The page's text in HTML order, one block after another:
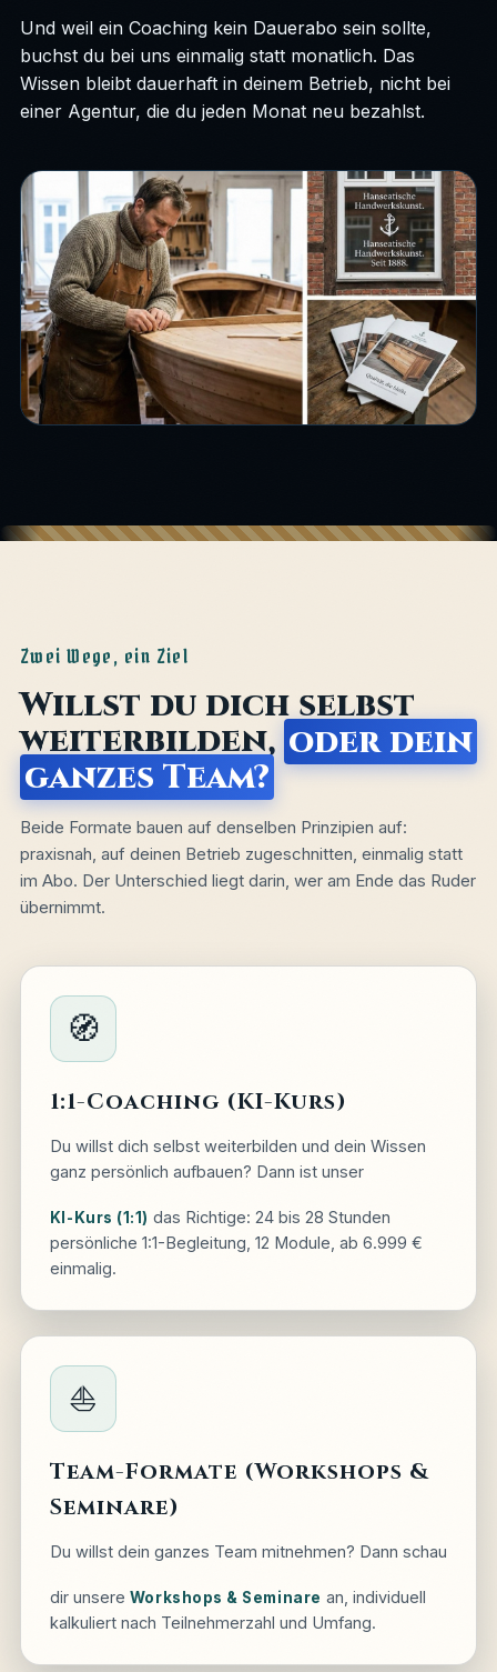
Und weil ein Coaching kein Dauerabo sein sollte,
buchst du bei uns einmalig statt monatlich. Das
Wissen bleibt dauerhaft in deinem Betrieb, nicht bei
einer Agentur, die du jeden Monat neu bezahlst.
Zwei Wege, ein Ziel
Willst du dich selbst
weiterbilden, oder dein
ganzes Team?
Beide Formate bauen auf denselben Prinzipien auf:
praxisnah, auf deinen Betrieb zugeschnitten, einmalig statt
im Abo. Der Unterschied liegt darin, wer am Ende das Ruder
übernimmt.
🧭
1:1-Coaching (KI-Kurs)
Du willst dich selbst weiterbilden und dein Wissen
ganz persönlich aufbauen? Dann ist unser
KI-Kurs (1:1) das Richtige: 24 bis 28 Stunden
persönliche 1:1-Begleitung, 12 Module, ab 6.999 €
einmalig.
⛵
Team-Formate (Workshops &
Seminare)
Du willst dein ganzes Team mitnehmen? Dann schau
dir unsere Workshops & Seminare an, individuell
kalkuliert nach Teilnehmerzahl und Umfang.